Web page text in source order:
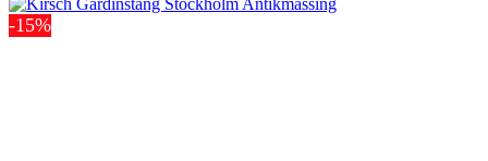
-15%